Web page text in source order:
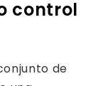
control
de